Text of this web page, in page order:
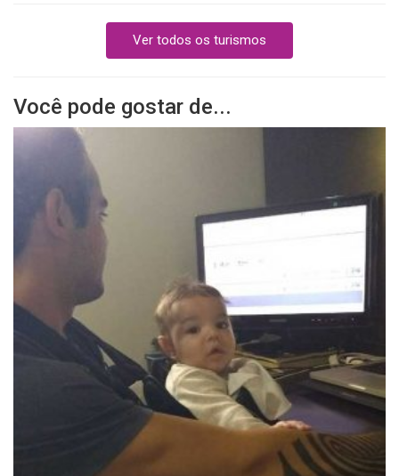
Ver todos os turismos
Você pode gostar de...